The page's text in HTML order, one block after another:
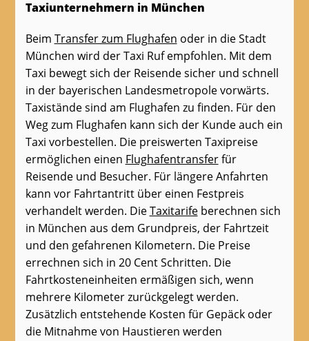
Taxiunternehmern in München
Beim Transfer zum Flughafen oder in die Stadt
München wird der Taxi Ruf empfohlen. Mit dem
Taxi bewegt sich der Reisende sicher und schnell
in der bayerischen Landesmetropole vorwärts.
Taxistände sind am Flughafen zu finden. Für den
Weg zum Flughafen kann sich der Kunde auch ein
Taxi vorbestellen. Die preiswerten Taxipreise
ermöglichen einen Flughafentransferfür
Reisende und Besucher. Für längere Anfahrten
kann vor Fahrtantritt über einen Festpreis
verhandelt werden. DieTaxitarifeberechnen sich
in München aus dem Grundpreis, der Fahrtzeit
und den gefahrenen Kilometern. Die Preise
errechnen sich in 20 Cent Schritten. Die
Fahrtkosteneinheiten ermäßigen sich, wenn
mehrere Kilometer zurückgelegt werden.
Zusätzlich entstehende Kosten für Gepäck oder
die Mitnahme von Haustieren werden